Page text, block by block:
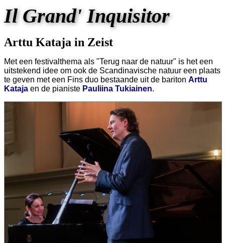
Il Grand' Inquisitor
Arttu Kataja in Zeist
Met een festivalthema als "Terug naar de natuur" is het een
uitstekend idee om ook de Scandinavische natuur een plaats
te geven met een Fins duo bestaande uit de bariton Arttu
Kataja en de pianiste Pauliina Tukiainen.